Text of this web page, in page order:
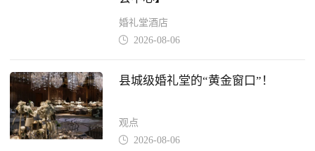
婚礼堂酒店
 2026-08-06
县城级婚礼堂的“黄金窗口”！
观点
 2026-08-06